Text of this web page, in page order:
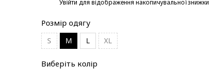
Увійти для відображення накопичувальної знижки
Розмір одягу
S M L XL
Виберіть колір